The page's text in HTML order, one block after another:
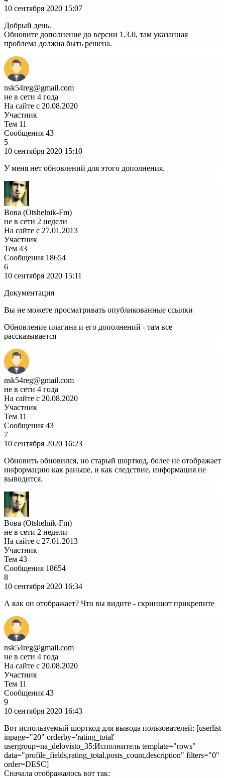
10 сентября 2020 15:07
Добрый день.
Обновите дополнение до версии 1.3.0, там указанная
проблема должна быть решена.
nsk54reg@gmail.com
не в сети 4 года
На сайте с 20.08.2020
Участник
Тем 11
Сообщения 43
5
10 сентября 2020 15:10
У меня нет обновлений для этого дополнения.
Вова (Otshelnik-Fm)
не в сети 2 недели
На сайте с 27.01.2013
Участник
Тем 43
Сообщения 18654
6
10 сентября 2020 15:11
Документация
Вы не можете просматривать опубликованные ссылки
Обновление плагина и его дополнений - там все
рассказывается
nsk54reg@gmail.com
не в сети 4 года
На сайте с 20.08.2020
Участник
Тем 11
Сообщения 43
7
10 сентября 2020 16:23
Обновить обновился, но старый шорткод, более не отображает
информацию как раньше, и как следствие, информация не
выводится.
Вова (Otshelnik-Fm)
не в сети 2 недели
На сайте с 27.01.2013
Участник
Тем 43
Сообщения 18654
8
10 сентября 2020 16:34
А как он отображает? Что вы видите - скриншот прикрепите
nsk54reg@gmail.com
не в сети 4 года
На сайте с 20.08.2020
Участник
Тем 11
Сообщения 43
9
10 сентября 2020 16:43
Вот используемый шорткод для вывода пользователей: [userlist
inpage="20" orderby='rating_total'
usergroup=na_delovisto_35:Исполнитель template="rows"
data="profile_fields,rating_total,posts_count,description" filters="0"
order=DESC]
Сначала отображалось вот так: